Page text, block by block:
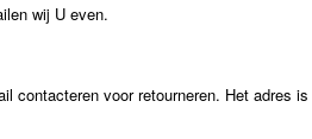
wij U even.
contacteren voor retourneren. Het adres